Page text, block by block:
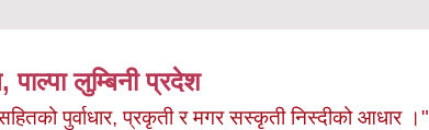
पाल्पा लुम्बिनी प्रदेश
सहितको पुर्वाधार, प्रकृती र मगर सस्कृती निस्दीको आधार ।"